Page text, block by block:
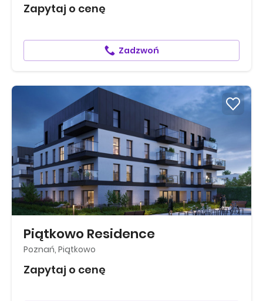
Zapytaj o cenę
Zadzwoń
Piątkowo Residence
Poznań, Piątkowo
Zapytaj o cenę